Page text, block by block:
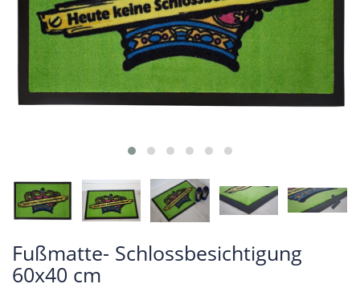
Fußmatte- Schlossbesichtigung
60x40 cm